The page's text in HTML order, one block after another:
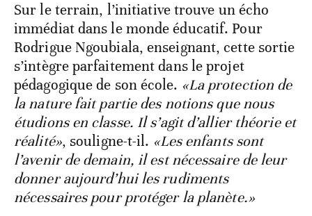
Sur le terrain, l’initiative trouve un écho
immédiat dans le monde éducatif. Pour
Rodrigue Ngoubiala, enseignant, cette sortie
s’intègre parfaitement dans le projet
pédagogique de son école. «La protection de
la nature fait partie des notions que nous
étudions en classe. Il s’agit d’allier théorie et
réalité», souligne-t-il. «Les enfants sont
l’avenir de demain, il est nécessaire de leur
donner aujourd’hui les rudiments
nécessaires pour protéger la planète.»